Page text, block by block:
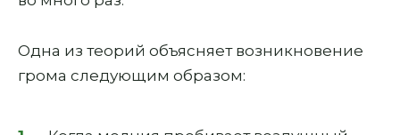
Одна из теорий объясняет возникновение
грома следующим образом: